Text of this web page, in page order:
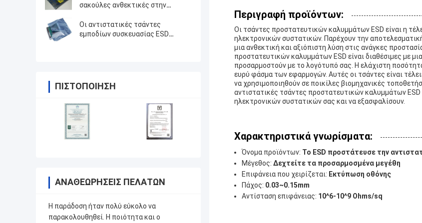
σακούλες ανθεκτικές στην
Αυτοσφραγιζόμενες
Οι αντιστατικές τσάντες
εμποδίων συσκευασίας ESD
ΠΙΣΤΟΠΟΊΗΣΗ
ΑΝΑΘΕΩΡΉΣΕΙΣ ΠΕΛΑΤΏΝ
Η παράδοση ήταν πολύ εύκολο να
παρακολουθηθεί. Η ποιότητα και ο
Περιγραφή προϊόντων:
Οι τσάντες προστατευτικών καλυμμάτων ESD είναι η
ηλεκτρονικών συστατικών. Παρέχουν την
μια ανθεκτική και αξιόπιστη λύση στις ανάγκες
προστατευτικών καλυμμάτων ESD είναι διαθέσιμες με
προσαρμοστούν με το λογότυπό σας. Η ελάχιστη
ευρύ φάσμα των εφαρμογών. Αυτές οι τσάντες είναι
να χρησιμοποιηθούν σε ποικίλες βιομηχανικές
αντιστατικές τσάντες προστατευτικών καλυμμάτων
ηλεκτρονικών συστατικών σας και να εξασφαλίσουν.
Χαρακτηριστικά γνωρίσματα:
Όνομα προϊόντων: Το ESD προστάτευσε την
Μέγεθος: Δεχτείτε τα προσαρμοσμένα μεγέθη
Επιφάνεια που χειρίζεται: Εκτύπωση οθόνης
Πάχος: 0.03~0.15mm
Αντίσταση επιφάνειας: 10^6-10^9 Ohms/sq